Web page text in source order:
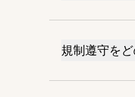
規制遵守を